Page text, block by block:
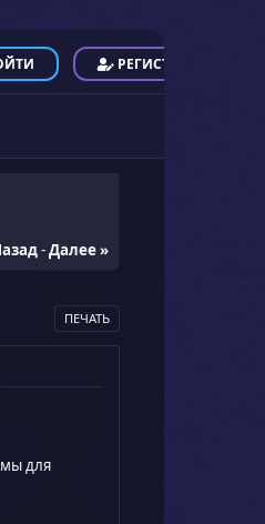
РЕГИСТРАЦИЯ
-Далее »
ПЕЧАТЬ
для